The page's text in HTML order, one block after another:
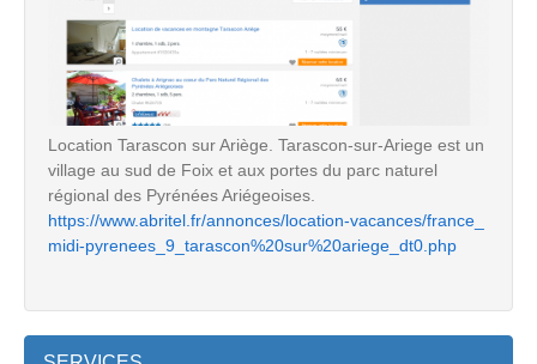
Location Tarascon sur Ariège. Tarascon-sur-Ariege est un
village au sud de Foix et aux portes du parc naturel
régional des Pyrénées Ariégeoises.
https://www.abritel.fr/annonces/location-vacances/france_
midi-pyrenees_9_tarascon%20sur%20ariege_dt0.php